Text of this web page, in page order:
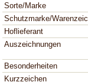
Sorte/Marke
Schutzmarke/
Hoflieferant
Auszeichnungen
Besonderheiten
Kurzzeichen